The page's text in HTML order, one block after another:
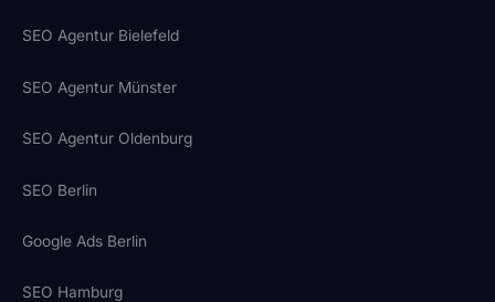
SEO Agentur Bielefeld
SEO Agentur Münster
SEO Agentur Oldenburg
SEO Berlin
Google Ads Berlin
SEO Hamburg